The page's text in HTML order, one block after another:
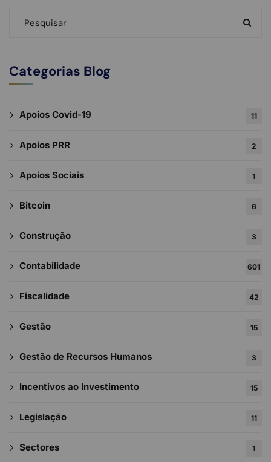
Categorias Blog
Apoios Covid-19 11
Apoios PRR 2
Apoios Sociais 1
Bitcoin 6
Construção 3
Contabilidade 601
Fiscalidade 42
Gestão 15
Gestão de Recursos Humanos 3
Incentivos ao Investimento 15
Legislação 11
Sectores 1